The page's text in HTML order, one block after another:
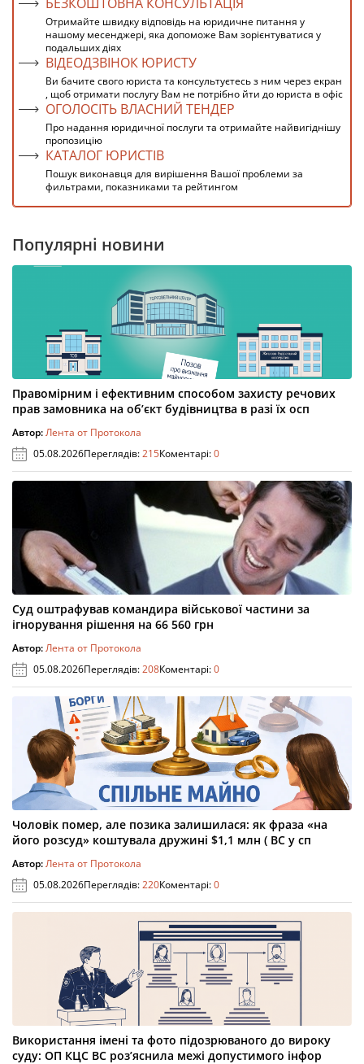
Отримайте швидку відповідь на юридичне питання у
нашому месенджері, яка допоможе Вам зорієнтуватися у
подальших діях
ВІДЕОДЗВІНОК ЮРИСТУ
Ви бачите свого юриста та консультуєтесь з ним через екран
, щоб отримати послугу Вам не потрібно йти до юриста в офіс
ОГОЛОСІТЬ ВЛАСНИЙ ТЕНДЕР
Про надання юридичної послуги та отримайте найвигіднішу
пропозицію
КАТАЛОГ ЮРИСТІВ
Пошук виконавця для вирішення Вашої проблеми за
фильтрами, показниками та рейтингом
Популярні новини
Правомірним і ефективним способом захисту речових
прав замовника на об’єкт будівництва в разі їх осп
Автор:Лента от Протокола
05.08.2026Переглядів:215Коментарі:0
Суд оштрафував командира військової частини за
ігнорування рішення на 66 560 грн
Автор:Лента от Протокола
05.08.2026Переглядів:208Коментарі:0
Чоловік помер, але позика залишилася: як фраза «на
його розсуд» коштувала дружині $1,1 млн ( ВС у сп
Автор:Лента от Протокола
05.08.2026Переглядів:220Коментарі:0
Використання імені та фото підозрюваного до вироку
суду: ОП КЦС ВС роз’яснила межі допустимого інфор